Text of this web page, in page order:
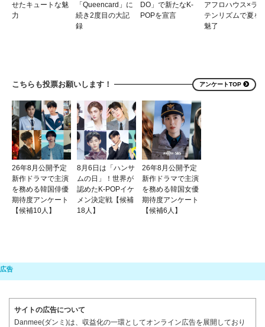
せたキュートな魅
力
「Queencard」に
続き2度目の大記
録
DO」で新たなK-
POPを宣言
アフロハウス×ラ
テンリズムで夏を
魅了
こちらも投票お願いします！ アンケートTOP
26年8月公開予定
新作ドラマで主演
を務める韓国俳優
期待度アンケート
【候補10人】
8月6日は「ハンサ
ムの日」！世界が
認めたK-POPイケ
メン決定戦【候補
18人】
26年8月公開予定
新作ドラマで主演
を務める韓国女優
期待度アンケート
【候補6人】
サイトの広告について
Danmee(ダンミ)は、収益化の一環としてオンライン広告を展開しており